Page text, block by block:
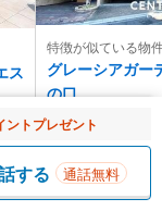
ス
特徴が似ている物
グレーシアガー
の口
成約でもらえる
5,580万円
管理費等：31,290
一覧を開く
トプレゼント
する 通話無料